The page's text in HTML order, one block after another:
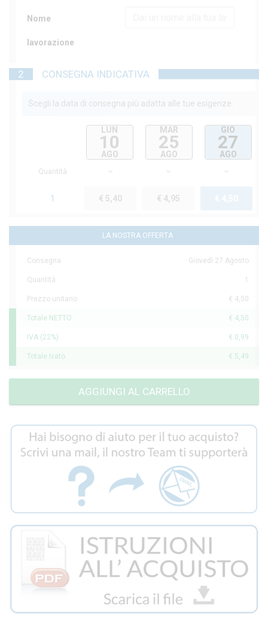
Nome
lavorazione
2 CONSEGNA INDICATIVA
Scegli la data di consegna più adatta alle tue esigenze.
LUN
10
AGO
MAR
25
AGO
GIO
27
AGO
Quantità
1 € 5,40 € 4,95
LA NOSTRA OFFERTA
Consegna Giovedì 27 Agosto
Quantità 1
Prezzo unitario € 4,50
Totale NETTO € 4,50
IVA (22%) € 0,99
Totale Ivato € 5,49
AGGIUNGI AL CARRELLO